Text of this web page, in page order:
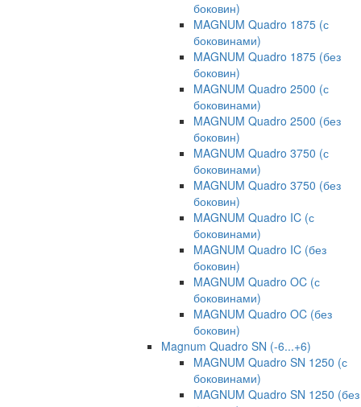
боковин)
MAGNUM Quadro 1875 (с
боковинами)
MAGNUM Quadro 1875 (без
боковин)
MAGNUM Quadro 2500 (с
боковинами)
MAGNUM Quadro 2500 (без
боковин)
MAGNUM Quadro 3750 (с
боковинами)
MAGNUM Quadro 3750 (без
боковин)
MAGNUM Quadro IC (с
боковинами)
MAGNUM Quadro IC (без
боковин)
MAGNUM Quadro OC (с
боковинами)
MAGNUM Quadro OC (без
боковин)
Magnum Quadro SN (-6...+6)
MAGNUM Quadro SN 1250 (с
боковинами)
MAGNUM Quadro SN 1250 (без